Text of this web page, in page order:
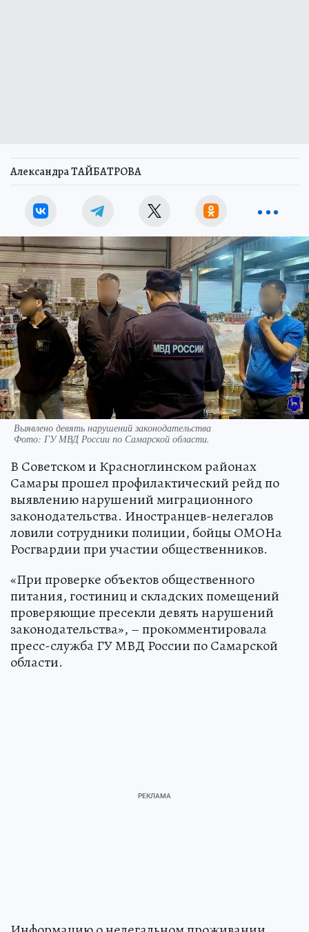
Александра ТАЙБАТРОВА
Выявлено девять нарушений законодательства
Фото: ГУ МВД России по Самарской области.
В Советском и Красноглинском районах
Самары прошел профилактический рейд по
выявлению нарушений миграционного
законодательства. Иностранцев-нелегалов
ловили сотрудники полиции, бойцы ОМОНа
Росгвардии при участии общественников.
«При проверке объектов общественного
питания, гостиниц и складских помещений
проверяющие пресекли девять нарушений
законодательства», – прокомментировала
пресс-служба ГУ МВД России по Самарской
области.